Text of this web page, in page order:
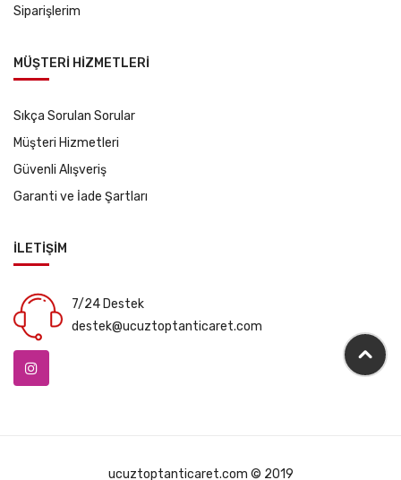
Siparişlerim
MÜŞTERİ HİZMETLERİ
Sıkça Sorulan Sorular
Müşteri Hizmetleri
Güvenli Alışveriş
Garanti ve İade Şartları
İLETİŞİM
7/24 Destek
destek@ucuztoptanticaret.com
ucuztoptanticaret.com © 2019